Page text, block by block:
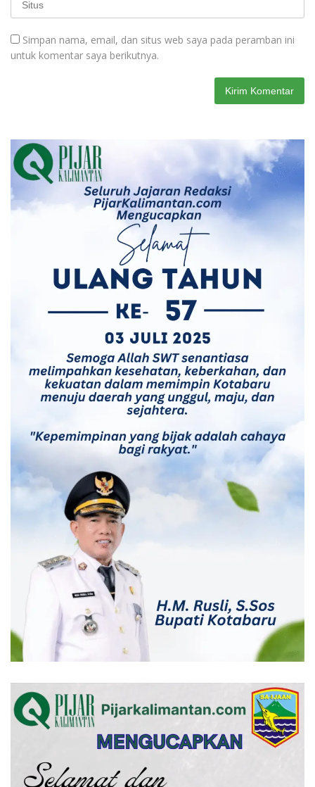
Simpan nama, email, dan situs web saya pada peramban ini
untuk komentar saya berikutnya.